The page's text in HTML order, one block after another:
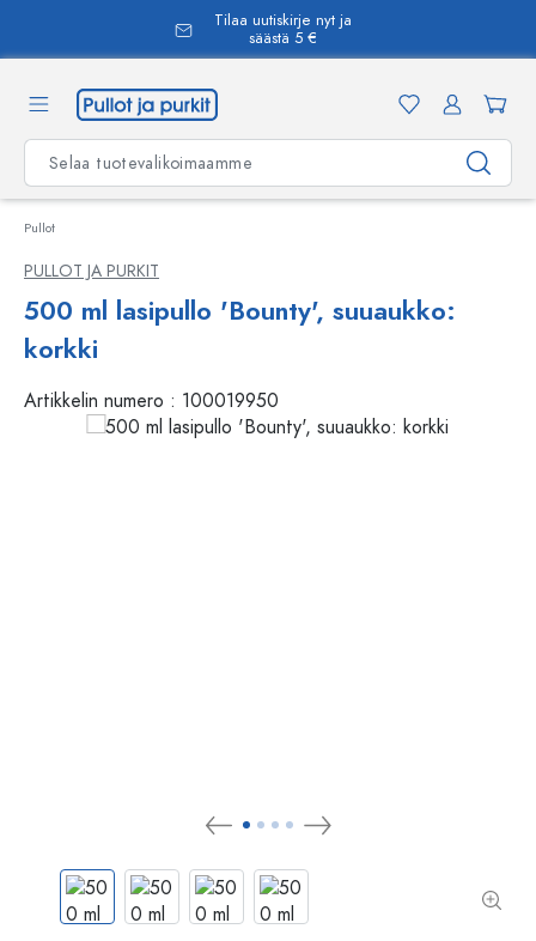
Tilaa uutiskirje nyt ja
säästä 5 €
Pullot
PULLOT JA PURKIT
500 ml lasipullo 'Bounty', suuaukko:
korkki
Artikkelin numero : 100019950